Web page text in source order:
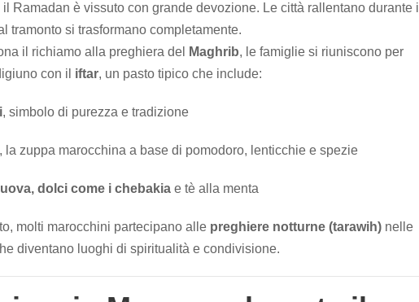
il Ramadan è vissuto con grande devozione. Le città rallentano durante il
tramonto si trasformano completamente.
il richiamo alla preghiera del
Maghrib, le famiglie si riuniscono per
con il iftar, un pasto tipico che include:
, simbolo di purezza e tradizione
, la zuppa marocchina a base di pomodoro, lenticchie e spezie
uova, dolci come i chebakia e tè alla menta
molti marocchini partecipano alle preghiere notturne (tarawih) nelle
diventano luoghi di spiritualità e condivisione.